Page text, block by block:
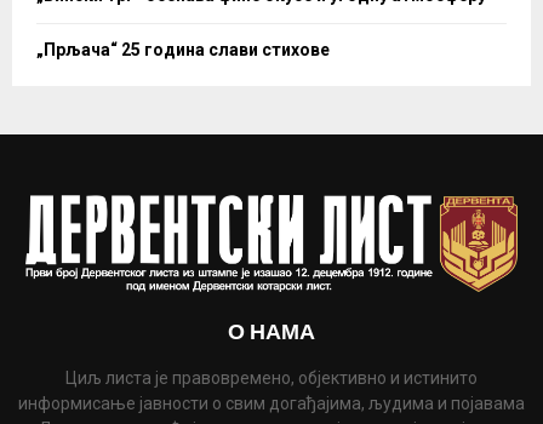
„Прљача“ 25 година слави стихове
О НАМА
Циљ листа је правовремено, објективно и истинито
информисање јавности о свим догађајима, људима и појавама